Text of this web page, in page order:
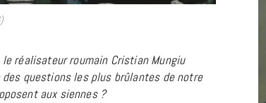
réalisateur roumain Cristian Mungiu
des questions les plus brûlantes de notre
aux siennes ?